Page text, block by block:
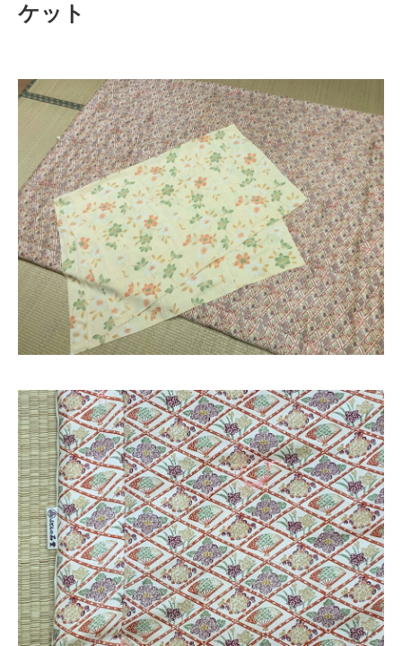
ケット